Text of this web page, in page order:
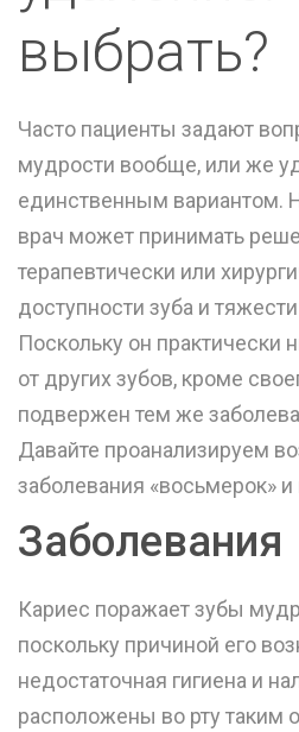
выбрать?
Часто пациенты задают
мудрости вообще, или же
единственным вариантом.
врач может принимать
терапевтически или
доступности зуба и
Поскольку он практически
от других зубов, кроме
подвержен тем же
Давайте проанализируем
заболевания «восьмерок»
Заболевания
Кариес поражает зубы
поскольку причиной его
недостаточная гигиена и
расположены во рту таким